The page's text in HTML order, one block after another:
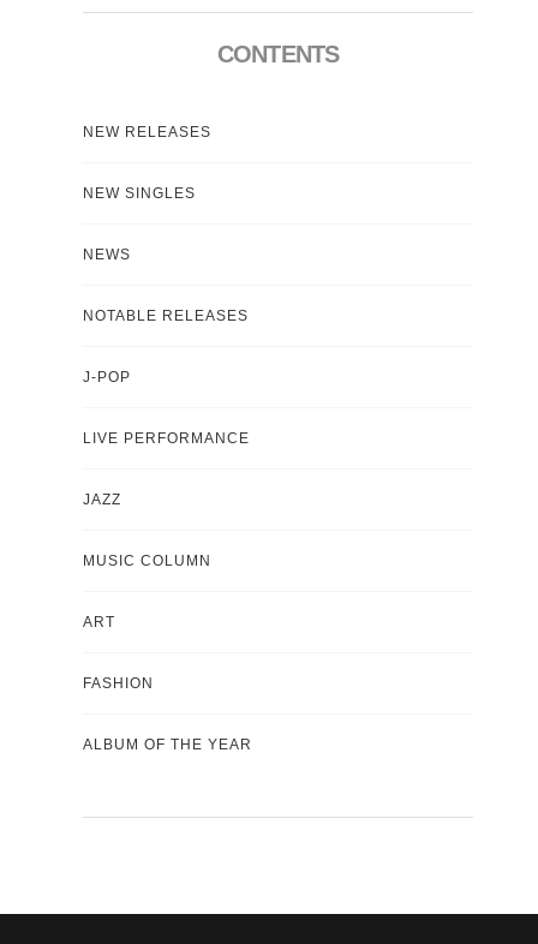
CONTENTS
NEW RELEASES
NEW SINGLES
NEWS
NOTABLE RELEASES
J-POP
LIVE PERFORMANCE
JAZZ
MUSIC COLUMN
ART
FASHION
ALBUM OF THE YEAR